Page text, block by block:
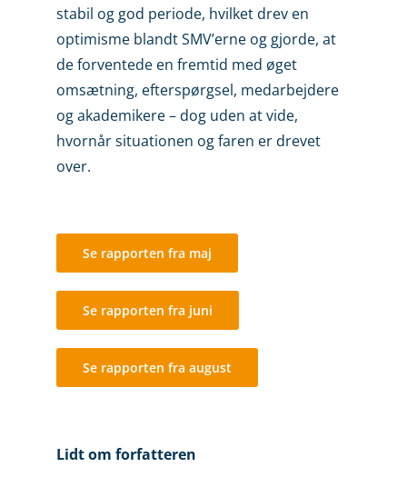
stabil og god periode, hvilket drev en
optimisme blandt SMV’erne og gjorde, at
de forventede en fremtid med øget
omsætning, efterspørgsel, medarbejdere
og akademikere – dog uden at vide,
hvornår situationen og faren er drevet
over.
Se rapporten fra maj
Se rapporten fra juni
Se rapporten fra august
Lidt om forfatteren